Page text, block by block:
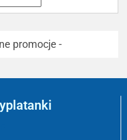
promocje -